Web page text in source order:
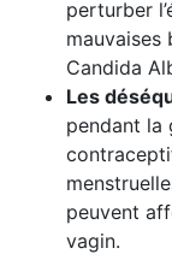
perturber
mauvaises
Candida
Les
pendant la
peuvent
vagin.